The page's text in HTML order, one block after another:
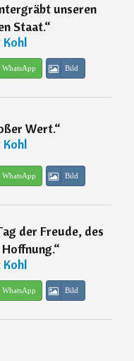
unseren
Staat.“
WhatsApp Bild
Wert.“
WhatsApp Bild
der Freude, des
“
WhatsApp Bild